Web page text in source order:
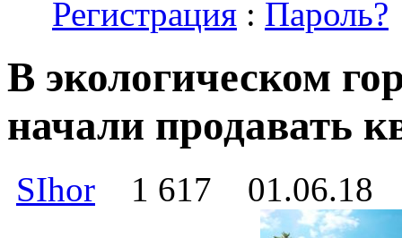
Регистрация : Пароль?
В экологическом
начали продавать
SIhor 1 617 01.06.18